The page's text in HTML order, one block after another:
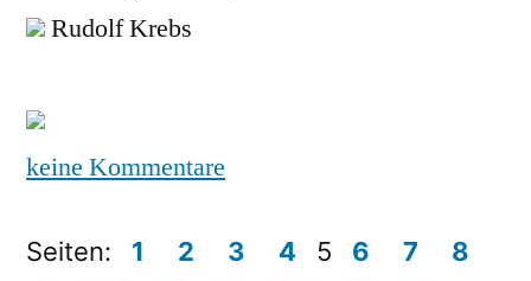
Rudolf Krebs
keine Kommentare
Seiten: 1 2 3 4 5 6 7
8